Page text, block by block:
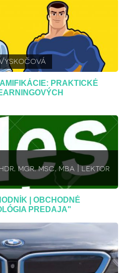
PRAKTICKÉ
mgr. msc. mba | lektor
| OBCHODNÉ
PREDAJA"